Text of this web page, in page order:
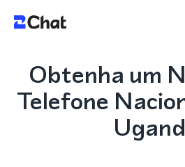
Obtenha um
Telefone